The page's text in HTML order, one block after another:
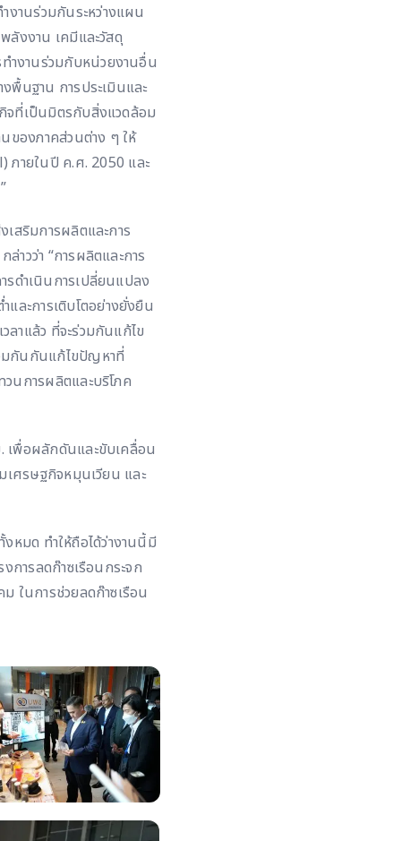
งานร่วมกันระหว่างแผน
ลังงาน เคมีและวัสดุ
ำงานร่วมกับหน่วยงานอื่น
พื้นฐาน การประเมินและ
จที่เป็นมิตรกับสิ่งแวดล้อม
ของภาคส่วนต่าง ๆ ให้
ภายในปี ค.ศ. 2050 และ
สริมการผลิตและการ
วว่า “การผลิตและการ
รดำเนินการเปลี่ยนแปลง
ละการเติบโตอย่างยั่งยืน
ลาแล้ว ที่จะร่วมกันแก้ไข
มกันกันแก้ไขปัญหาที่
นการผลิตและบริโภค
เพื่อผลักดันและขับเคลื่อน
ศรษฐกิจหมุนเวียน และ
หมด ทำให้ถือได้ว่างานนี้มี
การลดก๊าซเรือนกระจก
ในการช่วยลดก๊าซเรือน